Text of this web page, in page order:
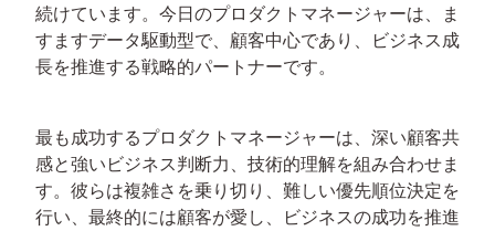
続けています。今日のプロダクトマネージャーは、ま
すますデータ駆動型で、顧客中心であり、ビジネス成
長を推進する戦略的パートナーです。
最も成功するプロダクトマネージャーは、深い顧客共
感と強いビジネス判断力、技術的理解を組み合わせま
す。彼らは複雑さを乗り切り、難しい優先順位決定を
行い、最終的には顧客が愛し、ビジネスの成功を推進